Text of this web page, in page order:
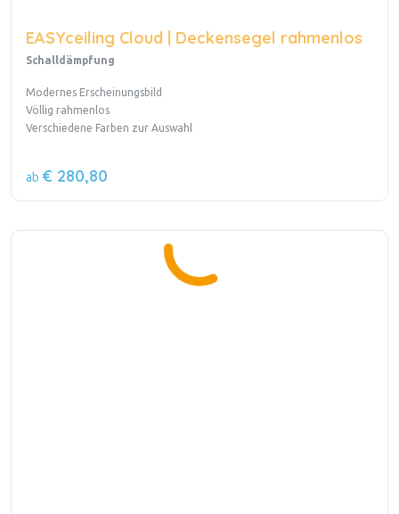
EASYceiling Cloud | Deckensegel rahmenlos
Schalldämpfung
Modernes Erscheinungsbild
Völlig rahmenlos
Verschiedene Farben zur Auswahl
ab € 280,80